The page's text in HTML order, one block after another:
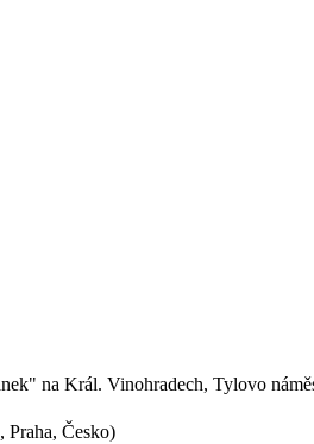
na Král. Vinohradech, Tylovo
Praha, Česko)